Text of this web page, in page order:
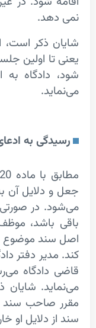
ذکر است، اگر
اولین جلسه
به ادعای
به ادعای جعل
مطابق با
آن به دستور
در صورتی که طرف
موظف است
موضوع ادعای جعل
دفتر دادگاه پس
می‌رساند و
شایان ذکر
سند از تسلیم
دلایل او خارج